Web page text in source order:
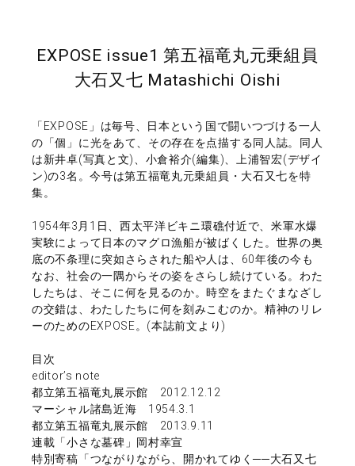
EXPOSE issue1 第五福竜丸元乗組員
大石又七 Matashichi Oishi
「EXPOSE」は毎号、日本という国で闘いつづける一人
の「個」に光をあて、その存在を点描する同人誌。同人
は新井卓(写真と文)、小倉裕介(編集)、上浦智宏(デザイ
ン)の3名。今号は第五福竜丸元乗組員・大石又七を特
集。
1954年3月1日、西太平洋ビキニ環礁付近で、米軍水爆
実験によって日本のマグロ漁船が被ばくした。世界の奥
底の不条理に突如さらされた船や人は、60年後の今も
なお、社会の一隅からその姿をさらし続けている。わた
したちは、そこに何を見るのか。時空をまたぐまなざし
の交錯は、わたしたちに何を刻みこむのか。精神のリレ
ーのためのEXPOSE。(本誌前文より)
目次
editor’s note
都立第五福竜丸展示館 2012.12.12
マーシャル諸島近海 1954.3.1
都立第五福竜丸展示館 2013.9.11
連載「小さな墓碑」岡村幸宣
特別寄稿「つながりながら、開かれてゆく──大石又七